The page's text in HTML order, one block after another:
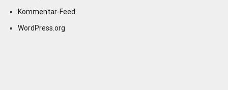
Kommentar-Feed
WordPress.org